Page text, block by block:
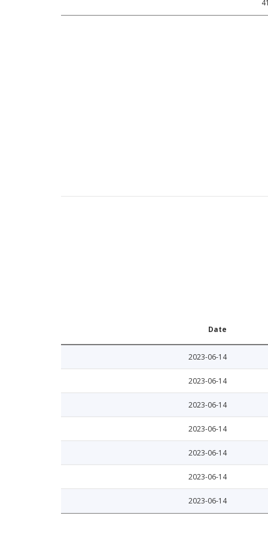
Date
2023-06-14
2023-06-14
2023-06-14
2023-06-14
2023-06-14
2023-06-14
2023-06-14